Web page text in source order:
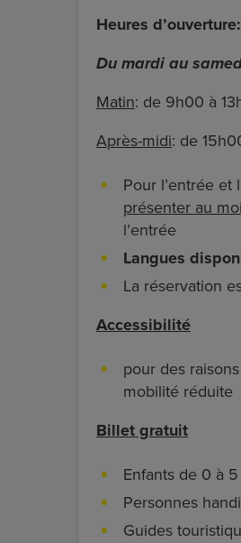
Heures d’ouverture:
Du mardi au
Matin: de 9h00 à
Après-midi: de
Pour l’entrée et
présenter au
l’entrée
Langues
La réservation
Accessibilité
pour des
mobilité réduite
Billet gratuit
Enfants de 0 à
Personnes
Guides